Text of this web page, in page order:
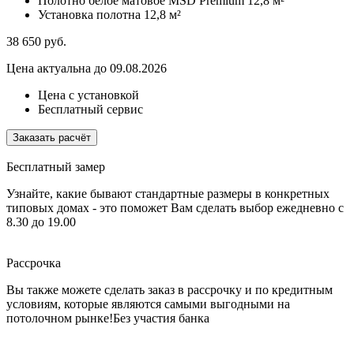
Установка полотна 12,8 м²
38 650 руб.
Цена актуальна до 09.08.2026
Цена с установкой
Бесплатный сервис
Заказать расчёт
Бесплатный замер
Узнайте, какие бывают стандартные размеры в конкретных
типовых домах - это поможет Вам сделать выбор ежедневно с
8.30 до 19.00
Рассрочка
Вы также можете сделать заказ в рассрочку и по кредитным
условиям, которые являются самыми выгодными на
потолочном рынке!Без участия банка